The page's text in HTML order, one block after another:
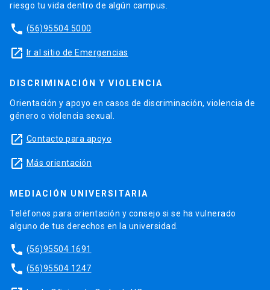
riesgo tu vida dentro de algún campus.
phone (56)95504 5000
launch Ir al sitio de Emergencias
DISCRIMINACIÓN Y VIOLENCIA
Orientación y apoyo en casos de discriminación, violencia de
género o violencia sexual.
launch Contacto para apoyo
launch Más orientación
MEDIACIÓN UNIVERSITARIA
Teléfonos para orientación y consejo si se ha vulnerado
alguno de tus derechos en la universidad.
phone (56)95504 1691
phone (56)95504 1247